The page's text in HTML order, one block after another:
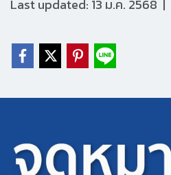
Last updated: 13 ม.ค. 2568 |